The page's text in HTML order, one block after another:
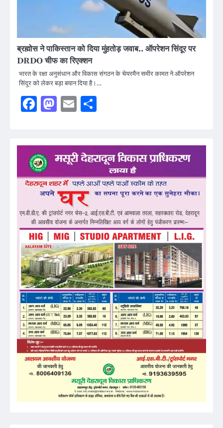
ब्रह्मोस ने पाकिस्तान को दिया मुंहतोड़ जवाब.. ऑपरेशन सिंदूर पर
DRDO चीफ का रिएक्शन
भारत के रक्षा अनुसंधान और विकास संगठन के चेयरमैन समीर कामत ने ऑपरेशन
सिंदूर को लेकर बड़ा बयान दिया है।…
Facebook
Mastodon
Email